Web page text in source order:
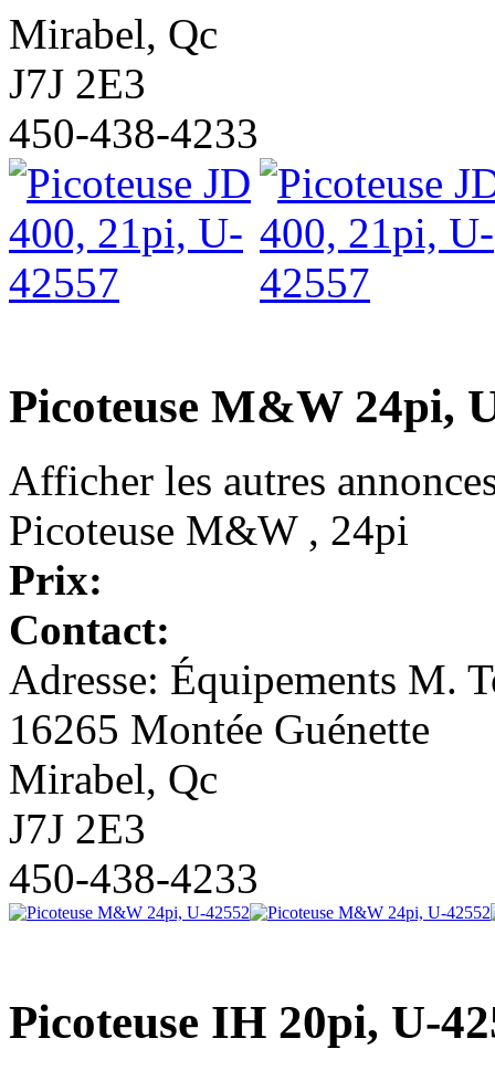
Mirabel, Qc
J7J 2E3
450-438-4233
Picoteuse M&W 24pi,
Afficher les autres
Picoteuse M&W , 24pi
Prix:
Contact:
Adresse: Équipements M.
16265 Montée Guénette
Mirabel, Qc
J7J 2E3
450-438-4233
Picoteuse IH 20pi, U-